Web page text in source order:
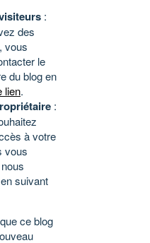
:
des
vous
le
du blog en
lien.
:
à votre
vous
suivant
ce blog